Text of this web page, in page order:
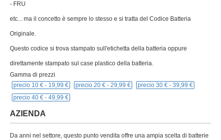
- FRU
etc... ma il concetto è sempre lo stesso e si tratta del Codice Batteria
Originale.
Questo codice si trova stampato sull'etichetta della batteria oppure
direttamente stampato sul case plastico della batteria.
Gamma di prezzi
precio 10 € - 19,99 € precio 20 € - 29,99 € precio 30 € - 39,99 €
precio 40 € - 49,99 €
AZIENDA
Da anni nel settore, questo punto vendita offre una ampia scelta di batterie